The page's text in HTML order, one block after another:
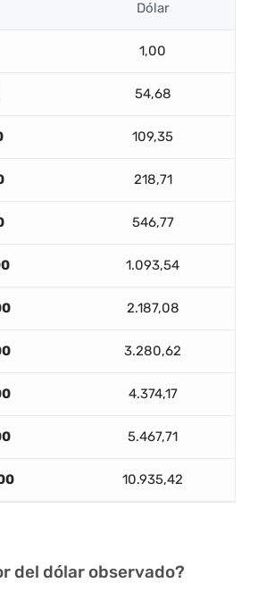
Dólar
1,00
54,68
109,35
218,71
546,77
1.093,54
2.187,08
3.280,62
4.374,17
5.467,71
10.935,42
del dólar observado?